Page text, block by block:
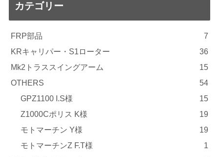
カテゴリー
FRP部品
7
KRキャリパー・S1ローター
36
Mk2トラススイングアーム
15
OTHERS
54
GPZ1100 I.S様
15
Z1000Cポリス K様
19
モトマーチン Y様
19
モトマーチンZ F.T様
1